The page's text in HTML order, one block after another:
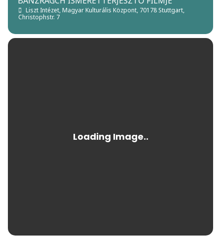
Liszt Intézet, Magyar Kulturális Központ, 70178 Stuttgart,
Christophstr. 7